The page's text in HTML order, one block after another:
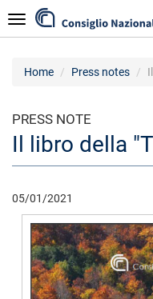
to
main
Navigazione
Home Press notes
PRESS NOTE
Il libro della
05/01/2021